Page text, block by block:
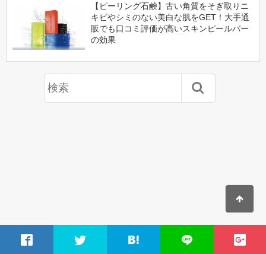
【ピーリング石鹸】古い角質をそぎ取りニ
キビやシミのない美白な肌をGET！大手通
販でも口コミ評価が高いスキンピールバー
の効果